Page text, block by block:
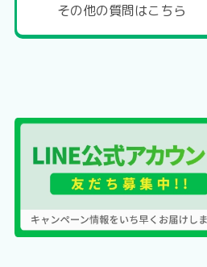
その他の質問はこちら